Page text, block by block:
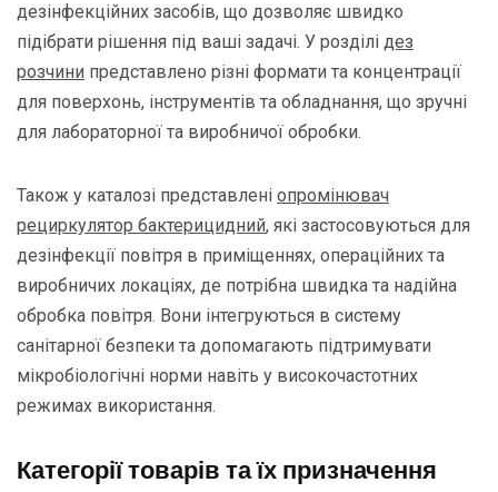
дезінфекційних засобів, що дозволяє швидко
підібрати рішення під ваші задачі. У розділі дез
розчини представлено різні формати та концентрації
для поверхонь, інструментів та обладнання, що зручні
для лабораторної та виробничої обробки.
Також у каталозі представлені опромінювач
рециркулятор бактерицидний, які застосовуються для
дезінфекції повітря в приміщеннях, операційних та
виробничих локаціях, де потрібна швидка та надійна
обробка повітря. Вони інтегруються в систему
санітарної безпеки та допомагають підтримувати
мікробіологічні норми навіть у високочастотних
режимах використання.
Категорії товарів та їх призначення